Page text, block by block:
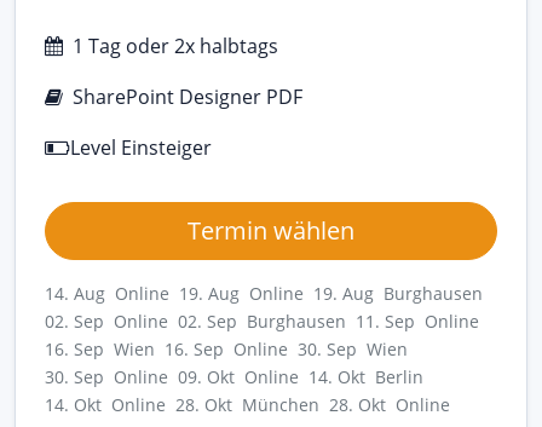
1 Tag oder 2x halbtags
SharePoint Designer PDF
Level Einsteiger
Termin wählen
14. Aug Online 19. Aug Online 19. Aug Burghausen
02. Sep Online 02. Sep Burghausen 11. Sep Online
16. Sep Wien 16. Sep Online 30. Sep Wien
30. Sep Online 09. Okt Online 14. Okt Berlin
14. Okt Online 28. Okt München 28. Okt Online